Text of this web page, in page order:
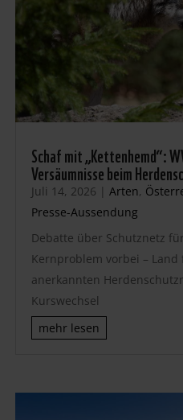
Schaf mit „Kettenhemd“:
Versäumnisse beim
Juli 14, 2026 | Arten,
Presse-Aussendung
Debatte über Schutznetz
Kernproblem vorbei –
anerkannten
Kurswechsel
mehr lesen